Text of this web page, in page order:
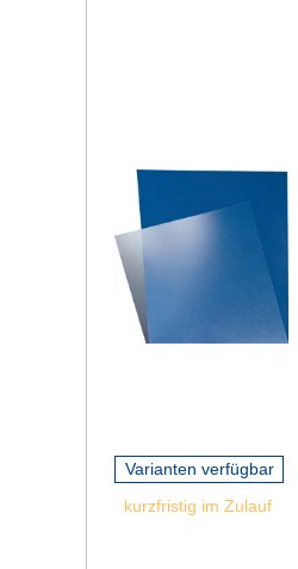
Varianten verfügbar
kurzfristig im Zulauf